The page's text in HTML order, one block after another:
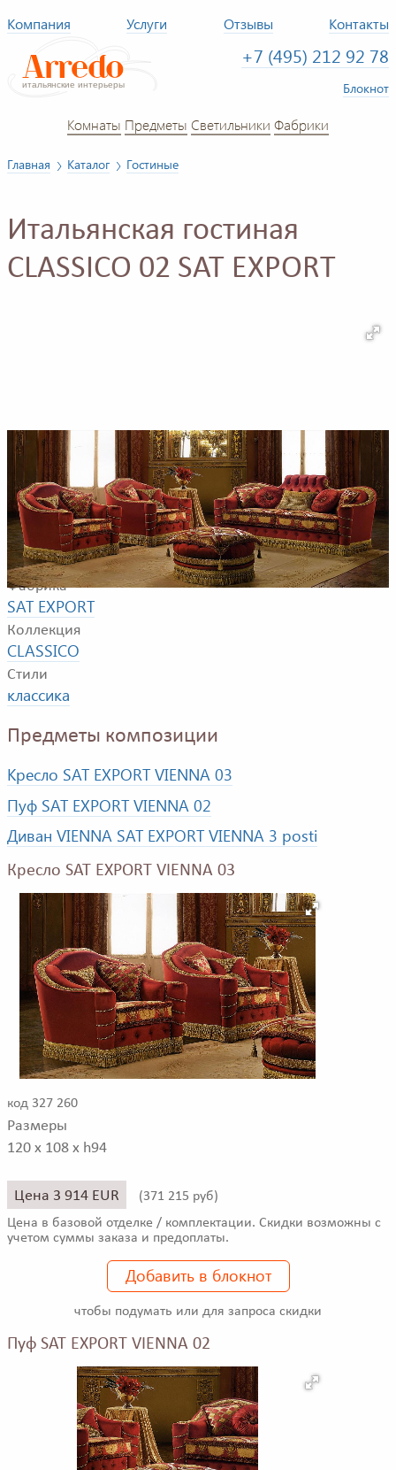
Компания Услуги Отзывы Контакты
+7 (495) 212 92 78
Блокнот
Комнаты Предметы Светильники Фабрики
Главная Каталог Гостиные
Итальянская гостиная
CLASSICO 02 SAT EXPORT
Композиция для гостиной комнаты. В композицию
входят: диван, кресло, пуф.
Фабрика
SAT EXPORT
Коллекция
CLASSICO
Стили
классика
Предметы композиции
Кресло SAT EXPORT VIENNA 03
Пуф SAT EXPORT VIENNA 02
Диван VIENNA SAT EXPORT VIENNA 3 posti
Кресло SAT EXPORT VIENNA 03
код 327 260
Размеры
120 x 108 x h94
Цена 3 914 EUR (371 215 руб)
Цена в базовой отделке / комплектации. Скидки возможны с
учетом суммы заказа и предоплаты.
Добавить в блокнот
чтобы подумать или для запроса скидки
Пуф SAT EXPORT VIENNA 02